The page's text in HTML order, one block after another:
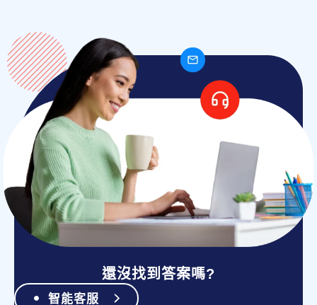
還沒找到答案嗎?
智能客服